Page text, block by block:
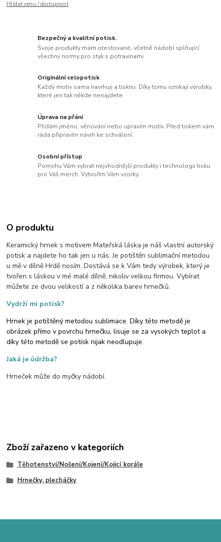
Hlídat cenu / dostupnost
Bezpečný a kvalitní potisk.
Svoje produkty mám otestované, včetně nádobí splňující
všechny normy pro styk s potravinami
Originální celopotisk
Každý motiv sama navrhuji a tisknu. Díky tomu vznikají výrobky,
které jen tak někde nenajdete.
Úprava na přání
Přidám jméno, věnování nebo upravím motiv. Před tiskem vám
ráda připravím návrh ke schválení.
Osobní přístup
Pomohu Vám vybrat nejvhodnější produkty i technologii tisku
pro Váš merch. Vytvořím Vám vzorky.
O produktu
Keramický hrnek s motivem Mateřská láska je náš vlastní autorský
potisk a najdete ho tak jen u nás. Je potištěn sublimační metodou
u mě v dílně Hrdě nosím. Dostává se k Vám tedy výrobek, který je
tvořen s láskou v mé malé dílně, nikoliv velkou firmou. Vybírat
můžete ze dvou velikostí a z několika barev hrnečků.
Vydrží mi potisk?
Hrnek je potištěný metodou sublimace. Díky této metodě je
obrázek přímo v povrchu hrnečku, lisuje se za vysokých teplot a
díky této metodě se potisk nijak neodlupuje.
Jaká je údržba?
Hrneček může do myčky nádobí.
Zboží zařazeno v kategoriích
Těhotenství/Nošení/Kojení/Kojicí korále
Hrnečky, plecháčky